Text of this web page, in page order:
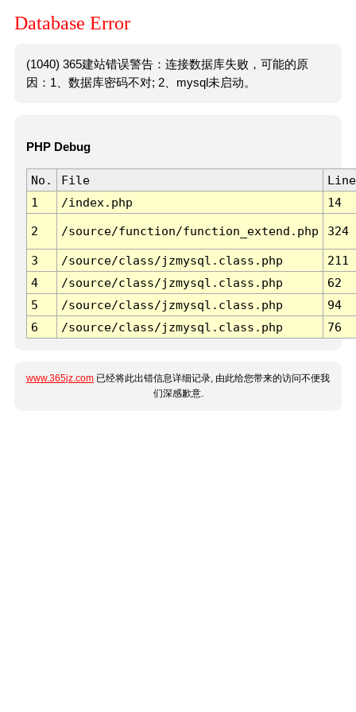
Database Error
(1040) 365建站错误警告：连接数据库失败，可能的原
因：1、数据库密码不对; 2、mysql未启动。
PHP Debug
No. File
Line
1
/index.php 14
2 /source/function/function_extend.php 324
3 /source/class/jzmysql.class.php
211
4
/source/class/jzmysql.class.php
62
5
/source/class/jzmysql.class.php
94
6
/source/class/jzmysql.class.php 76
www.365jz.com 已经将此出错信息详细记录, 由此给您带来的访问不便我
们深感歉意.